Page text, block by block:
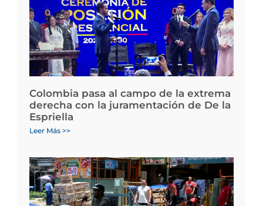
Colombia pasa al campo de la extrema
derecha con la juramentación de De la
Espriella
Leer Más >>